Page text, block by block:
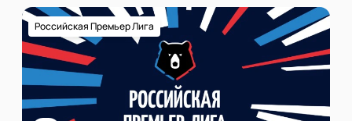
Российская Премьер Лига